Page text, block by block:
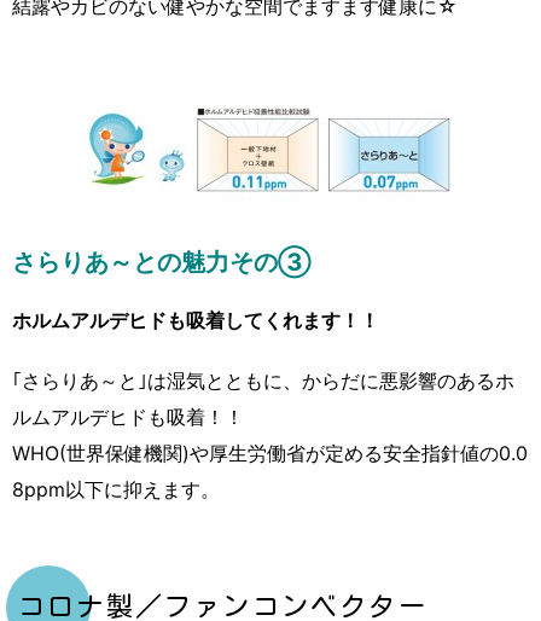
結露やカビのない健やかな空間でますます健康に☆
さらりあ～との魅力その③
ホルムアルデヒドも吸着してくれます！！
｢さらりあ～と｣は湿気とともに、からだに悪影響のあるホ
ルムアルデヒドも吸着！！
WHO(世界保健機関)や厚生労働省が定める安全指針値の0.0
8ppm以下に抑えます。
コロナ製／ファンコンベクター